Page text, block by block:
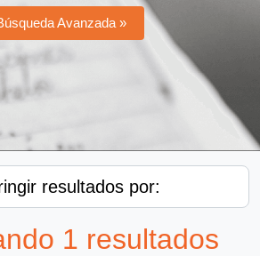
Avanzada »
resultados por:
1 resultados